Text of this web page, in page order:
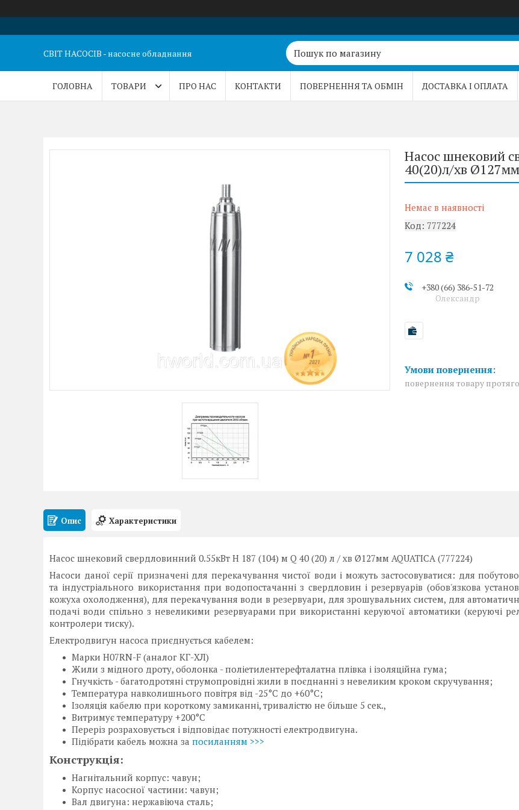
СВІТ НАСОСІВ - насосне обладнання
ГОЛОВНА ТОВАРИ ПРО НАС КОНТАКТИ ПОВЕРНЕННЯ ТА ОБМІН ДОСТАВКА І ОПЛАТА
Насос шнековий
40(20)л/хв
Немає в наявності
Код: 777224
7 028 ₴
+380 (66) 386-51-72
Олександр
повернення товару
Опис Характеристики
Насос шнековий свердловинний 0.55кВт H 187 (104) м Q 40 (20) л / хв Ø127мм AQUATICA (777224)
Насоси даної серії призначені для перекачування чистої води і можуть застосовуватися: для
та індустріального використання при водопостачанні з свердловин і резервуарів (обов'язкова
кожуха охолодження), для перекачування води в резервуари, для зрошувальних систем, для
подачі води спільно з невеликими резервуарами при використанні керуючої автоматики (керуючі
контролери тиску).
Електродвигун насоса приєднується кабелем:
Марки H07RN-F (аналог КГ-ХЛ)
Жили з мідного дроту, оболонка - поліетилентерефталатна плівка і ізоляційна гума;
Гнучкість - багатодротяні струмопровідні жили в поєднанні з невеликим кроком скручування;
Температура навколишнього повітря від -25°C до +60°C;
Ізоляція кабелю при короткому замиканні, тривалістю не більше 5 сек.,
Витримує температуру +200°C
Переріз розраховується і відповідає потужності електродвигуна.
Підібрати кабель можна за посиланням >>>
Конструкція:
Нагнітальний корпус: чавун;
Корпус насосної частини: чавун;
Вал двигуна: нержавіюча сталь;